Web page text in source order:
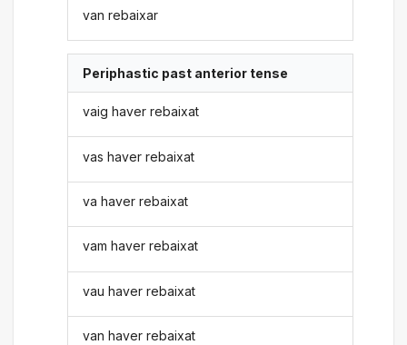
van rebaixar
Periphastic past anterior tense
vaig haver rebaixat
vas haver rebaixat
va haver rebaixat
vam haver rebaixat
vau haver rebaixat
van haver rebaixat